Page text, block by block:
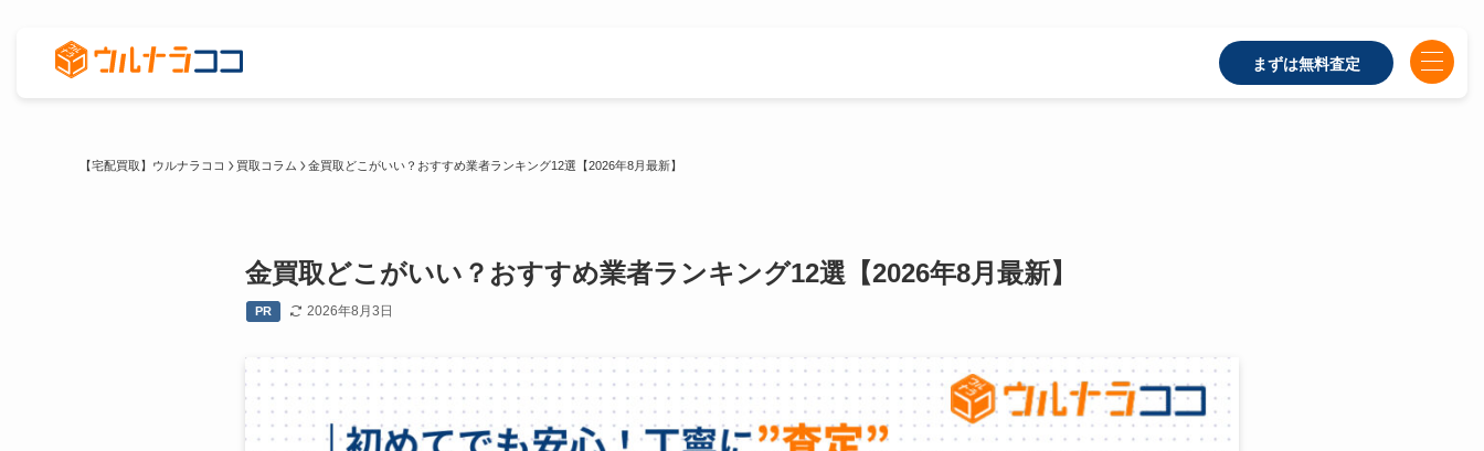
まずは無料査定
【宅配買取】ウルナラココ 買取コラム 金買取どこがいい？おすすめ業者ランキング12選【2026年8月最新】
金買取どこがいい？おすすめ業者ランキング12選【2026年8月最新】
PR 2026年8月3日